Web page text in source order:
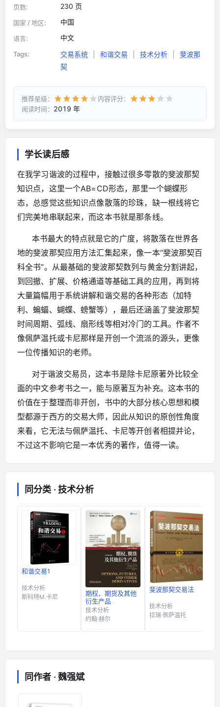
页数: 230 页
国家 / 地区: 中国
语言: 中文
Tags: 交易系统 和谐交易 技术分析
斐波那
契
推荐星级：
内容评分：
阅读时间： 2019 年
学长读后感
在我学习谐波的过程中，接触过很多零散的斐波那契
知识点，这里一个AB=CD形态，那里一个蝴蝶形
态，总感觉这些知识点像散落的珍珠，缺一根线将它
们完美地串联起来，而这本书就是那条线。
本书最大的特点就是它的广度，将散落在世界各
地的斐波那契应用方法汇集起来，像一本“斐波那契百
科全书”。从最基础的斐波那契数列与黄金分割讲起，
到回撤、扩展、价格通道等基础工具的应用，再到将
大量篇幅用于系统讲解和谐交易的各种形态（加特
利、蝙蝠、蝴蝶、螃蟹等），最后还涵盖了斐波那契
时间周期、弧线、扇形线等相对冷门的工具。作者不
像佩萨温托或卡尼那样是开创一个流派的源头，更像
一位传播知识的老师。
对于谐波交易员，这本书是除卡尼原著外比较全
面的中文参考书之一，能与原著互为补充。这本书的
价值在于整理而非开创，书中的大部分核心思想和模
型都源于西方的交易大师，因此从知识的原创性角度
来看，它无法与佩萨温托、卡尼等开创者相提并论，
不过这不影响它是一本优秀的著作，值得一读。
同分类 · 技术分析
和谐交易1
技术分析
斯科特M.卡尼
期权、期货及其他
衍生产品
技术分析
约翰·赫尔
斐波那契交易法
技术分析
拉瑞·佩萨温托
同作者 · 魏强斌